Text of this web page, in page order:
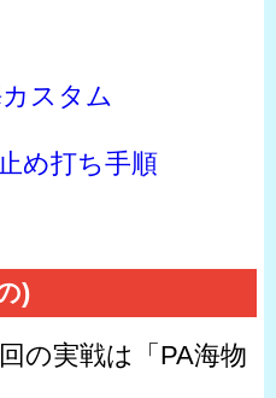
スタム
め打ち手順
)
の実戦は「PA海物